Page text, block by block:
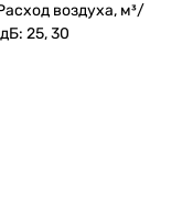
воздуха, м³/
25, 30